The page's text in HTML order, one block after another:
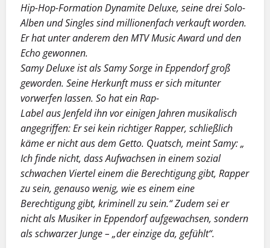
Hip-Hop-Formation Dynamite Deluxe, seine drei Solo-
Alben und Singles sind millionenfach verkauft worden.
Er hat unter anderem den MTV Music Award und den
Echo gewonnen.
Samy Deluxe ist als Samy Sorge in Eppendorf groß
geworden. Seine Herkunft muss er sich mitunter
vorwerfen lassen. So hat ein Rap-
Label aus Jenfeld ihn vor einigen Jahren musikalisch
angegriffen: Er sei kein richtiger Rapper, schließlich
käme er nicht aus dem Getto. Quatsch, meint Samy: „
Ich finde nicht, dass Aufwachsen in einem sozial
schwachen Viertel einem die Berechtigung gibt, Rapper
zu sein, genauso wenig, wie es einem eine
Berechtigung gibt, kriminell zu sein.“ Zudem sei er
nicht als Musiker in Eppendorf aufgewachsen, sondern
als schwarzer Junge – „der einzige da, gefühlt“.